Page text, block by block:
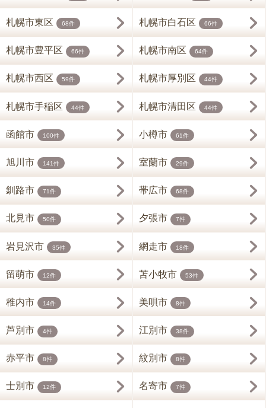
札幌市東区 68件 札幌市白石区 66件
札幌市豊平区 66件 札幌市南区 64件
札幌市西区 59件 札幌市厚別区 44件
札幌市手稲区 44件 札幌市清田区 44件
函館市 100件 小樽市 61件
旭川市 141件 室蘭市 29件
釧路市 71件 帯広市 68件
北見市 50件 夕張市 7件
岩見沢市 35件 網走市 18件
留萌市 12件 苫小牧市 53件
稚内市 14件 美唄市 8件
芦別市 4件 江別市 38件
赤平市 8件 紋別市 8件
士別市 12件 名寄市 7件